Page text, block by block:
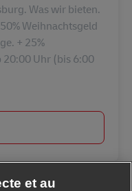
Was wir bieten.
Weihnachtsgeld
+ 25%
20:00 Uhr (bis 6:00
et au